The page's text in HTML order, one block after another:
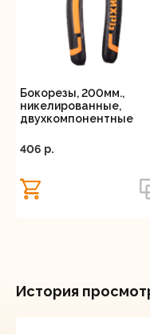
Бокорезы, 200мм.,
никелированные,
двухкомпонентные
406 p.
История